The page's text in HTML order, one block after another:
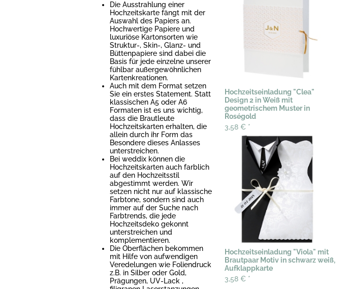
Die Ausstrahlung einer
Hochzeitskarte fängt mit der
Auswahl des Papiers an.
Hochwertige Papiere und
luxuriöse Kartonsorten wie
Struktur-, Skin-, Glanz- und
Büttenpapiere sind dabei die
Basis für jede einzelne unserer
fühlbar außergewöhnlichen
Kartenkreationen.
Auch mit dem Format setzen
Sie ein erstes Statement. Statt
klassischen A5 oder A6
Formaten ist es uns wichtig,
dass die Brautleute
Hochzeitskarten erhalten, die
allein durch ihr Form das
Besondere dieses Anlasses
unterstreichen.
Bei weddix können die
Hochzeitskarten auch farblich
auf den Hochzeitsstil
abgestimmt werden. Wir
setzen nicht nur auf klassische
Farbtone, sondern sind auch
immer auf der Suche nach
Farbtrends, die jede
Hochzeitsdeko gekonnt
unterstreichen und
komplementieren.
Die Oberflächen bekommen
mit Hilfe von aufwendigen
Veredelungen wie Foliendruck
z.B. in Silber oder Gold,
Prägungen, UV-Lack ,
Hochzeitseinladung "Clea"
Design 2 in Weiß mit
geometrischem Muster in
Roségold
3,58 € *
Hochzeitseinladung "Viola" mit
Brautpaar Motiv in schwarz weiß,
Aufklappkarte
3,58 € *